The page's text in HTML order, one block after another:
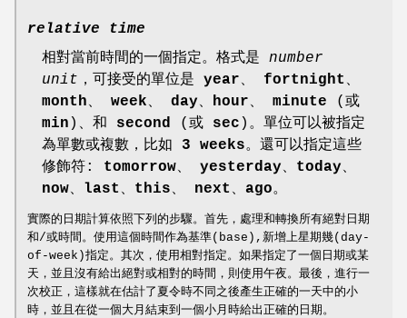
relative time
相對當前時間的一個指定。格式是 number
unit ，可接受的單位是 year、 fortnight 、
month、 week、 day、 hour、 minute (或
min )、和 second (或 sec )。單位可以被指定
為單數或複數，比如 3 weeks。還可以指定這些
修飾符: tomorrow、 yesterday、 today、
now、 last 、 this、 next 、 ago。
實際的日期計算依照下列的步驟。首先，處理和轉換所有絕對日期
和/或時間。使用這個時間作為基準(base),新增上星期幾(day-
of-week)指定。其次，使用相對指定。如果指定了一個日期或某
天，並且沒有給出絕對或相對的時間，則使用午夜。最後，進行一
次校正，這樣就在估計了夏令時不同之後產生正確的一天中的小
時，並且在從一個大月結束到一個小月時給出正確的日期。